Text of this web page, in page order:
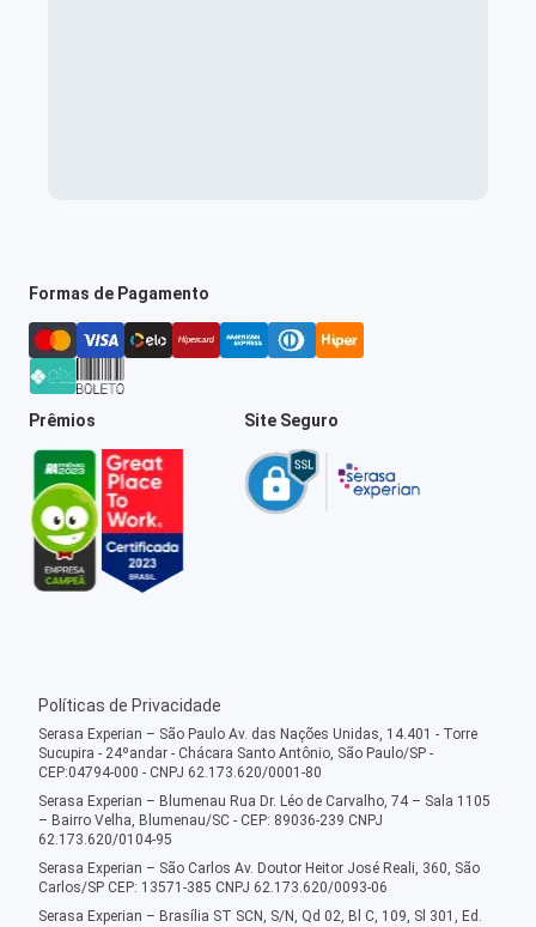
Formas de Pagamento
Prêmios Site Seguro
Políticas de Privacidade
Serasa Experian – São Paulo Av. das Nações Unidas, 14.401 - Torre
Sucupira - 24ºandar - Chácara Santo Antônio, São Paulo/SP -
CEP:04794-000 - CNPJ 62.173.620/0001-80
Serasa Experian – Blumenau Rua Dr. Léo de Carvalho, 74 – Sala 1105
– Bairro Velha, Blumenau/SC - CEP: 89036-239 CNPJ
62.173.620/0104-95
Serasa Experian – São Carlos Av. Doutor Heitor José Reali, 360, São
Carlos/SP CEP: 13571-385 CNPJ 62.173.620/0093-06
Serasa Experian – Brasília ST SCN, S/N, Qd 02, Bl C, 109, Sl 301, Ed.